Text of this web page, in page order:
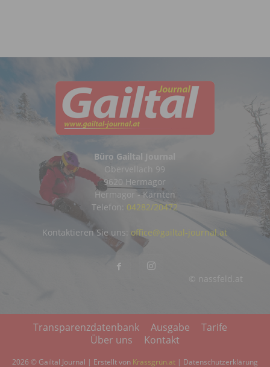
Büro Gailtal Journal
Obervellach 99
9620 Hermagor
Hermagor - Kärnten
Telefon: 04282/20472
© nassfeld.at
Kontaktieren Sie uns: office@gailtal-journal.at
Transparenzdatenbank Ausgabe
Tarife
Über uns
Kontakt
2026 © Gailtal Journal | Erstellt von Krassgrün.at | Datenschutzerklärung